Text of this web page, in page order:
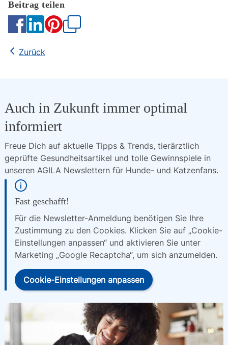
Zurück
Auch in Zukunft immer optimal
informiert
Freue Dich auf aktuelle Tipps & Trends, tierärztlich
geprüfte Gesundheitsartikel und tolle Gewinnspiele in
unseren AGILA Newslettern für Hunde- und Katzenfans.
Fast geschafft!
Für die Newsletter-Anmeldung benötigen Sie Ihre
Zustimmung zu den Cookies. Klicken Sie auf „Cookie-
Einstellungen anpassen“ und aktivieren Sie unter
Marketing „Google Recaptcha“, um sich anzumelden.
Cookie-Einstellungen anpassen